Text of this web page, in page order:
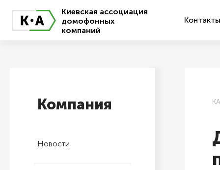
Киевская ассоциация
домофонных
компаний
Контакты
Компания
Новости